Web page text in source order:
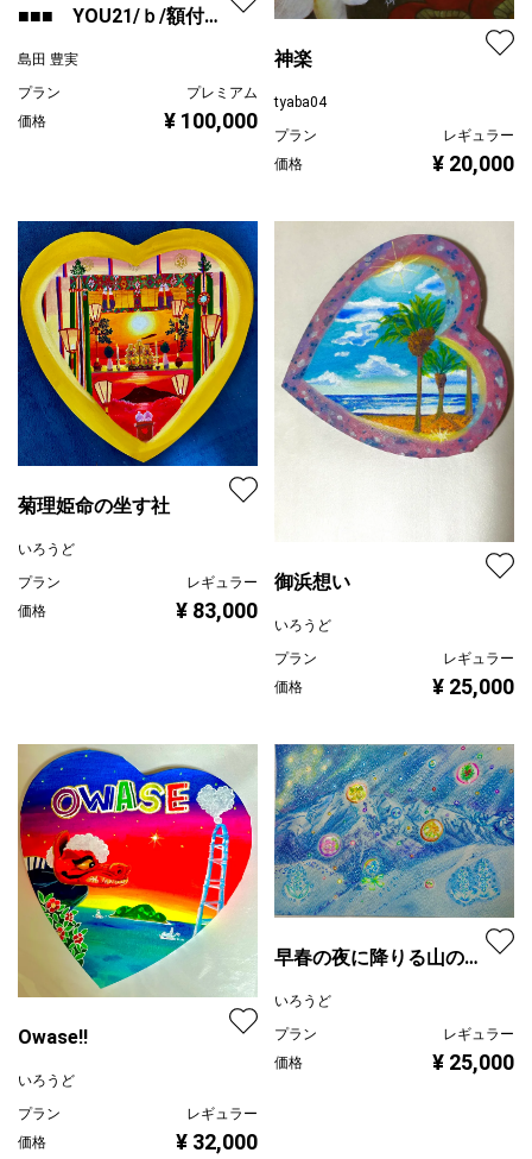
■■■ YOU21/ｂ/額付
島田 豊実
プラン
プレミアム
価格
¥ 100,000
神楽
tyaba04
プラン
レギュラー
価格
¥ 20,000
菊理姫命の坐す社
いろうど
プラン
レギュラー
価格
¥ 83,000
御浜想い
いろうど
プラン
レギュラー
価格
¥ 25,000
Owase!!
いろうど
プラン
レギュラー
価格
¥ 32,000
早春の夜に降りる山の魂
いろうど
プラン
レギュラー
価格
¥ 25,000